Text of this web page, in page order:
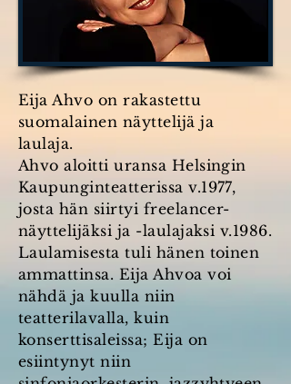
Eija Ahvo on rakastettu
suomalainen näyttelijä ja
laulaja.
Ahvo aloitti uransa Helsingin
Kaupunginteatterissa v.1977,
josta hän siirtyi freelancer-
näyttelijäksi ja -laulajaksi v.1986.
Laulamisesta tuli hänen toinen
ammattinsa. Eija Ahvoa voi
nähdä ja kuulla niin
teatterilavalla, kuin
konserttisaleissa; Eija on
esiintynyt niin